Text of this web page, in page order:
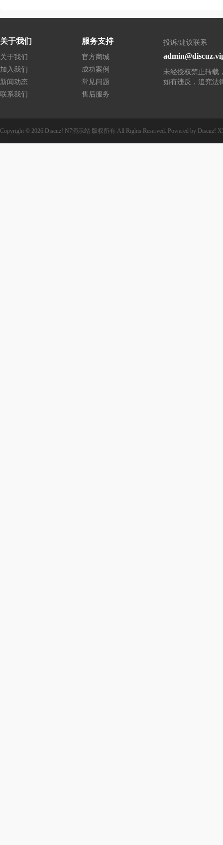
关于我们
关于我们
加入我们
新闻动态
联系我们
服务支持
官方商城
成功案例
常见问题
售后服务
投诉/建议联系
未经授权禁止转载
如有违反，追究法
Copyright © 2026 Discuz! N7演示站 版权所有 All Rights Reserved. Powered by Discuz!